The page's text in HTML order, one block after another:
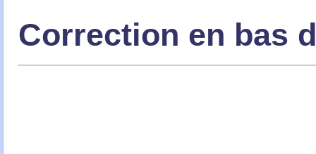
Correction en bas